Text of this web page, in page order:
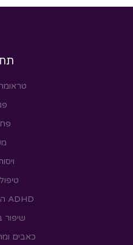
ADHD הפרעות קשב וריכוז
שיפור
כאבים